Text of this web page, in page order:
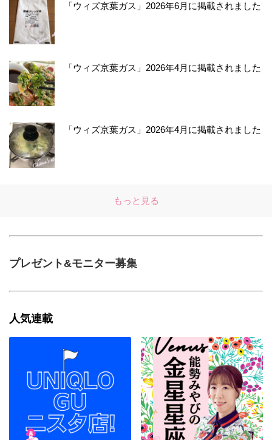
「ウィズ京葉ガス」2026年6月に掲載されました
「ウィズ京葉ガス」2026年4月に掲載されました
「ウィズ京葉ガス」2026年4月に掲載されました
もっと見る
プレゼント&モニター募集
人気連載